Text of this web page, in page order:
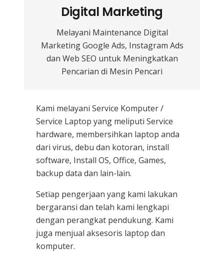
Digital Marketing
Melayani Maintenance Digital
Marketing Google Ads, Instagram Ads
dan Web SEO untuk Meningkatkan
Pencarian di Mesin Pencari
Kami melayani Service Komputer /
Service Laptop yang meliputi Service
hardware, membersihkan laptop anda
dari virus, debu dan kotoran, install
software, Install OS, Office, Games,
backup data dan lain-lain.
Setiap pengerjaan yang kami lakukan
bergaransi dan telah kami lengkapi
dengan perangkat pendukung. Kami
juga menjual aksesoris laptop dan
komputer.